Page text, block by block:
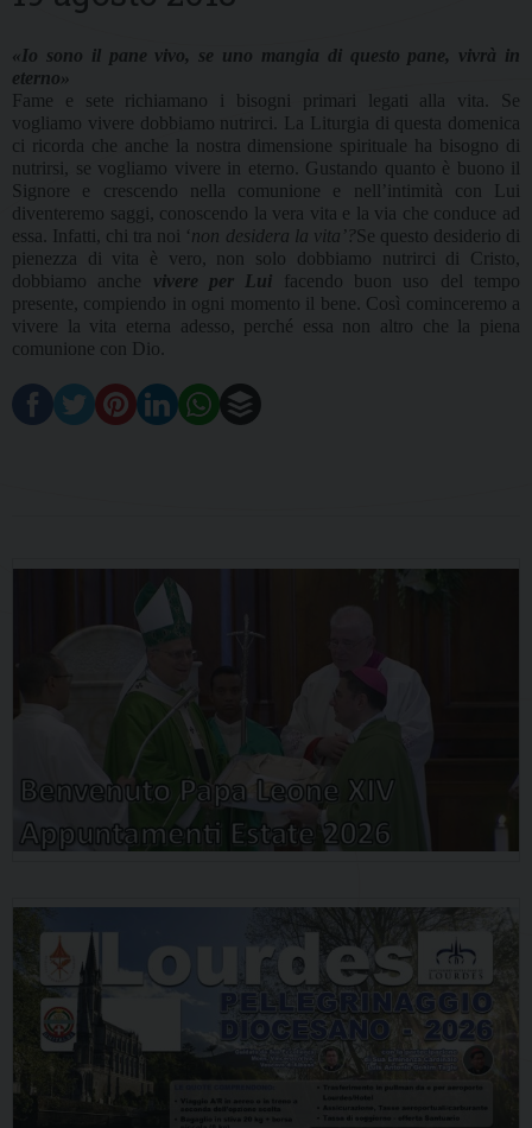
«Io sono il pane vivo, se uno mangia di questo pane, vivrà in
eterno»
Fame e sete richiamano i bisogni primari legati alla vita. Se
vogliamo vivere dobbiamo nutrirci. La Liturgia di questa domenica
ci ricorda che anche la nostra dimensione spirituale ha bisogno di
nutrirsi, se vogliamo vivere in eterno. Gustando quanto è buono il
Signore e crescendo nella comunione e nell’intimità con Lui
diventeremo saggi, conoscendo la vera vita e la via che conduce ad
essa. Infatti, chi tra noi ‘non desidera la vita’?Se questo desiderio di
pienezza di vita è vero, non solo dobbiamo nutrirci di Cristo,
dobbiamo anche vivere per Lui facendo buon uso del tempo
presente, compiendo in ogni momento il bene. Così cominceremo a
vivere la vita eterna adesso, perché essa non altro che la piena
comunione con Dio.